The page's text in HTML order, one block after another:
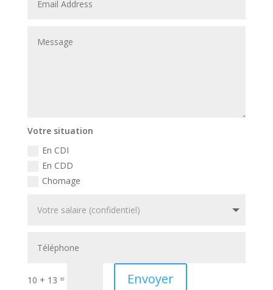
Votre situation
En CDI
En CDD
Chomage
10 + 13 = Envoyer